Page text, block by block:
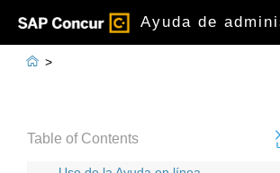
Ayuda de
Table of Contents
 >